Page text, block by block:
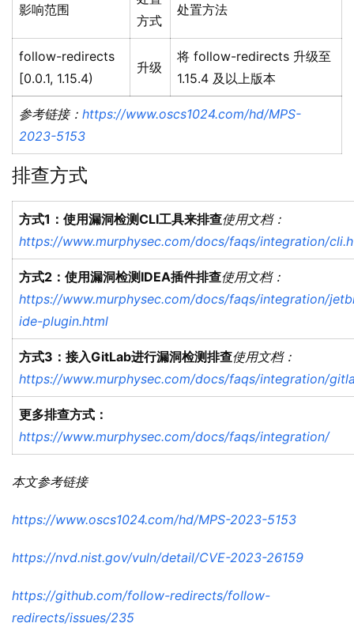
影响范围
方式
处置方法
follow-redirects
[0.0.1, 1.15.4)
升级
将 follow-redirects 升级至
1.15.4 及以上版本
参考链接： https://www.oscs1024.com/hd/MPS-
2023-5153
排查方式
方式1：使用漏洞检测CLI工具来排查使用文档：
https://www.murphysec.com/docs/faqs/integration/
方式2：使用漏洞检测IDEA插件排查使用文档：
https://www.murphysec.com/docs/faqs/integration/
ide-plugin.html
方式3：接入GitLab进行漏洞检测排查使用文档：
https://www.murphysec.com/docs/faqs/integration/
更多排查方式：
https://www.murphysec.com/docs/faqs/integration/
本文参考链接
https://www.oscs1024.com/hd/MPS-2023-5153
https://nvd.nist.gov/vuln/detail/CVE-2023-26159
https://github.com/follow-redirects/follow-
redirects/issues/235